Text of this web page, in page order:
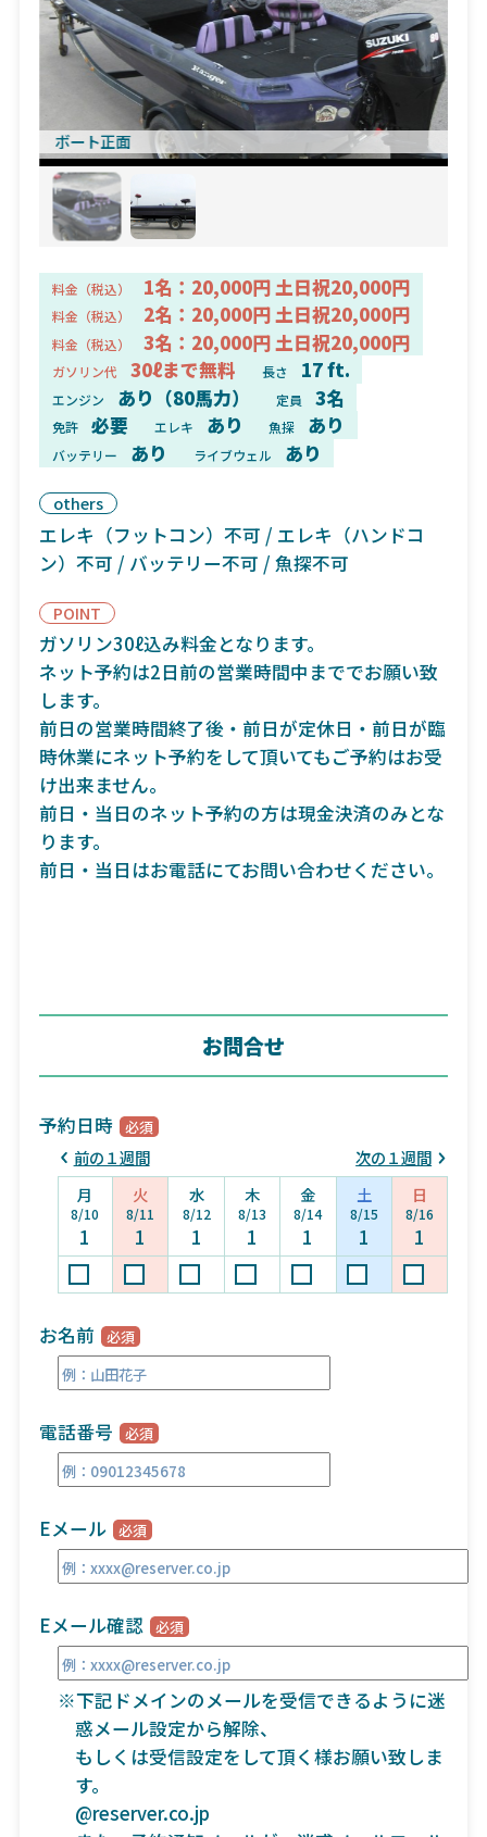
ボート正面
料金（税込） 1名：20,000円 土日祝20,000円
料金（税込） 2名：20,000円 土日祝20,000円
料金（税込） 3名：20,000円 土日祝20,000円
ガソリン代 30ℓまで無料 長さ 17 ft.
エンジン あり（80馬力） 定員 3名
免許 必要 エレキ あり 魚探 あり
バッテリー あり ライブウェル あり
others
エレキ（フットコン）不可 / エレキ（ハンドコ
ン）不可 / バッテリー不可 / 魚探不可
POINT
ガソリン30ℓ込み料金となります。
ネット予約は2日前の営業時間中まででお願い致
します。
前日の営業時間終了後・前日が定休日・前日が臨
時休業にネット予約をして頂いてもご予約はお受
け出来ません。
前日・当日のネット予約の方は現金決済のみとな
ります。
前日・当日はお電話にてお問い合わせください。
お問合せ
予約日時
前の１週間
次の１週間
月
8/10
1
火
8/11
1
水
8/12
1
木
8/13
1
金
8/14
1
土
8/15
1
日
8/16
1
お名前
電話番号
Eメール
Eメール確認
※下記ドメインのメールを受信できるように迷
惑メール設定から解除、
もしくは受信設定をして頂く様お願い致しま
す。
@reserver.co.jp